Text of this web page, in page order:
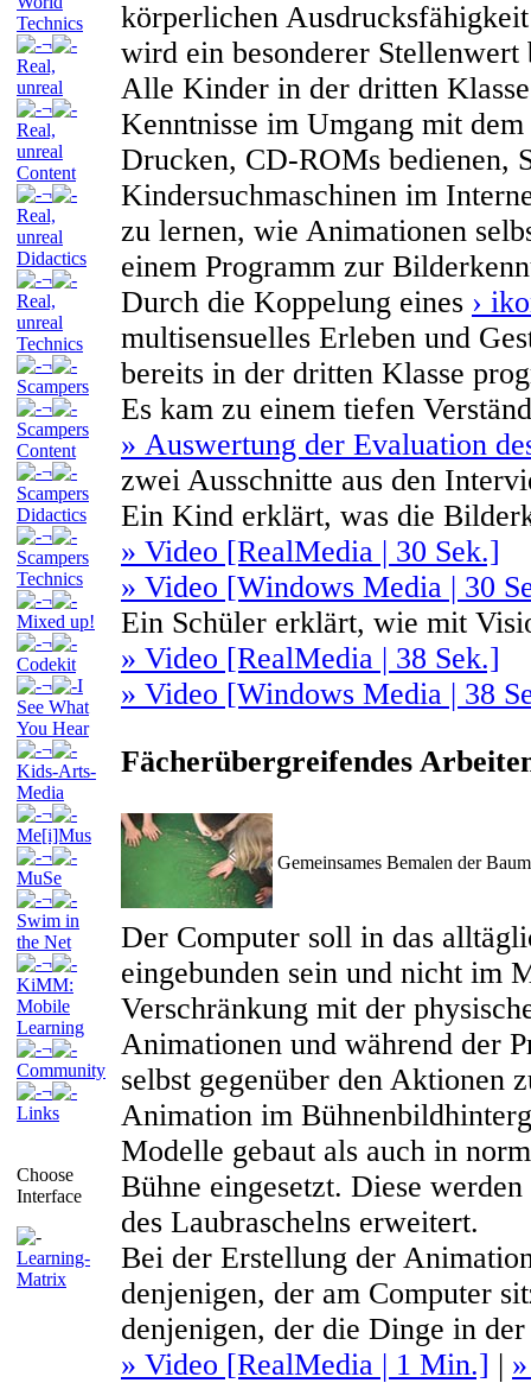
Technics
¬
Real,
unreal
¬
Real,
unreal
Content
¬
Real,
unreal
Didactics
¬
Real,
unreal
Technics
¬
Scampers
¬
Scampers
Content
¬
Scampers
Didactics
¬
Scampers
Technics
¬
Mixed up!
¬
Codekit
¬
I
See What
You Hear
¬
Kids-Arts-
Media
¬
Me[i]Mus
¬
MuSe
¬
Swim in
the Net
¬
KiMM:
Mobile
Learning
¬
Community
¬
Links
Choose
Interface
Learning-
Matrix
körperlichen
wird ein besonderer Stellenwert
Alle Kinder in der dritten
Kenntnisse im Umgang mit
Drucken, CD-ROMs bedienen,
Kindersuchmaschinen im
zu lernen, wie Animationen
einem Programm zur
Durch die Koppelung eines ›
multisensuelles Erleben und
bereits in der dritten Klasse
Es kam zu einem tiefen
» Auswertung der Evaluation
zwei Ausschnitte aus den
Ein Kind erklärt, was die
» Video [RealMedia | 30 Sek.]
» Video [Windows Media | 30
Ein Schüler erklärt, wie mit
» Video [RealMedia | 38 Sek.]
» Video [Windows Media | 38
Fächerübergreifendes
Gemeinsames Bemalen der
Der Computer soll in das
eingebunden sein und nicht im
Verschränkung mit der
Animationen und während der
selbst gegenüber den Aktionen
Animation im
Modelle gebaut als auch in
Bühne eingesetzt. Diese
des Laubraschelns erweitert.
Bei der Erstellung der
denjenigen, der am Computer
denjenigen, der die Dinge in
» Video [RealMedia | 1 Min.] |